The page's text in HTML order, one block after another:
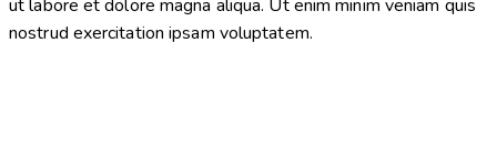
ut labore et dolore magna aliqua. Ut enim minim veniam quis
nostrud exercitation ipsam voluptatem.